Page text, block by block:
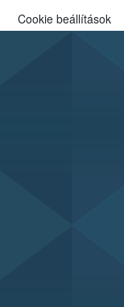
Cookie beállítások